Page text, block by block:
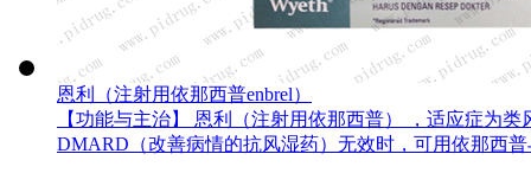
恩利（注射用依那西普enbrel）
【功能与主治】 恩利（注射用依那西普） ，适应症为
DMARD（改善病情的抗风湿药）无效时，可用依那西